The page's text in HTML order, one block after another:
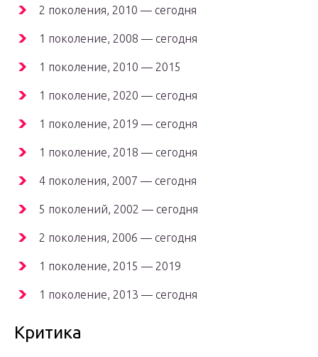
2 поколения, 2010 — сегодня
1 поколение, 2008 — сегодня
1 поколение, 2010 — 2015
1 поколение, 2020 — сегодня
1 поколение, 2019 — сегодня
1 поколение, 2018 — сегодня
4 поколения, 2007 — сегодня
5 поколений, 2002 — сегодня
2 поколения, 2006 — сегодня
1 поколение, 2015 — 2019
1 поколение, 2013 — сегодня
Критика